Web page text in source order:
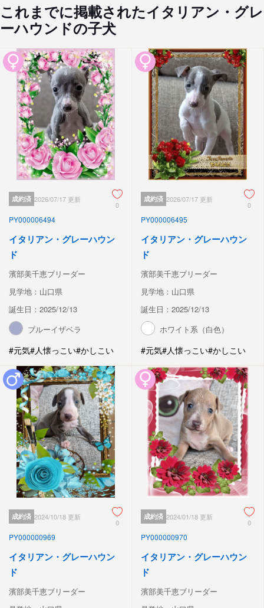
これまでに掲載されたイタリアン・グレ
ーハウンドの子犬
成約済 2026/07/17 更新
0
PY000006494
イタリアン・グレーハウン
ド
濱部美千恵ブリーダー
見学地：山口県
誕生日：2025/12/13
ブルーイザベラ
#元気#人懐っこい#かしこい
成約済 2026/07/17 更新
0
PY000006495
イタリアン・グレーハウン
ド
濱部美千恵ブリーダー
見学地：山口県
誕生日：2025/12/13
ホワイト系（白色）
#元気#人懐っこい#かしこい
成約済 2024/10/18 更新
0
PY000000969
イタリアン・グレーハウン
ド
濱部美千恵ブリーダー
成約済 2024/01/18 更新
0
PY000000970
イタリアン・グレーハウン
ド
濱部美千恵ブリーダー